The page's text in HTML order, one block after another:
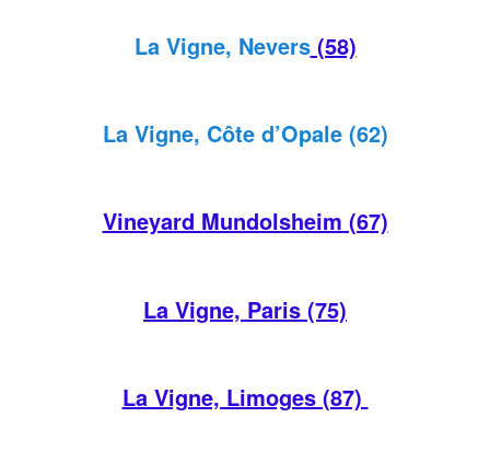
La Vigne, Nevers(58)
La Vigne, Côte d’Opale (62)
Vineyard Mundolsheim (67)
La Vigne, Paris (75)
La Vigne, Limoges (87)